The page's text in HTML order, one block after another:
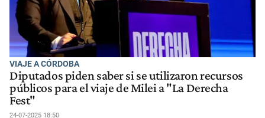
VIAJE A CÓRDOBA
Diputados piden saber si se utilizaron recursos
públicos para el viaje de Milei a "La Derecha
Fest"
24-07-2025 18:50